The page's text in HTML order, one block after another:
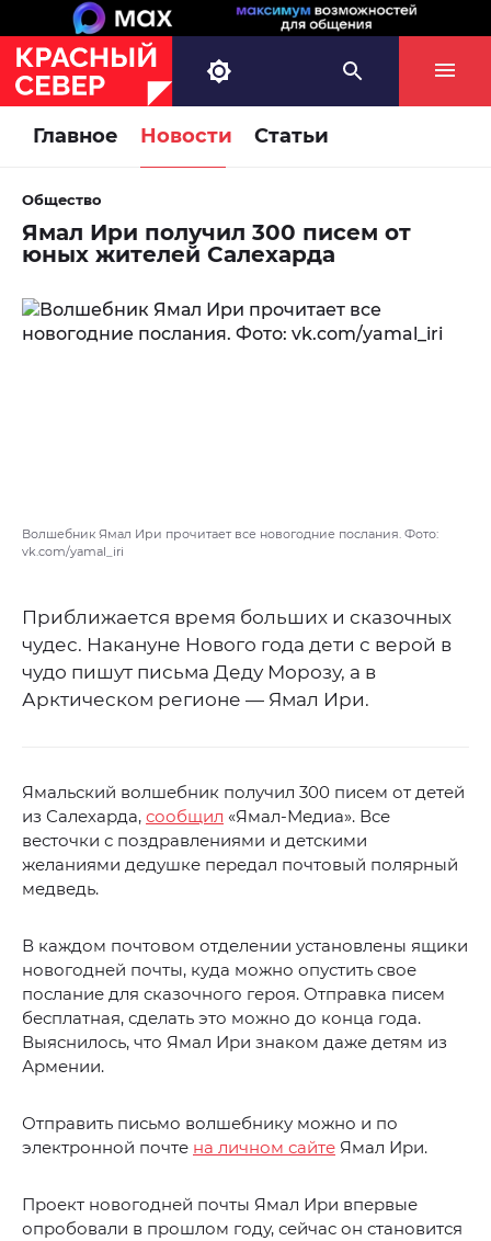
Главное Новости Статьи
Общество
Ямал Ири получил 300 писем от
юных жителей Салехарда
Волшебник Ямал Ири прочитает все новогодние послания. Фото:
vk.com/yamal_iri
Приближается время больших и сказочных
чудес. Накануне Нового года дети с верой в
чудо пишут письма Деду Морозу, а в
Арктическом регионе — Ямал Ири.
Ямальский волшебник получил 300 писем от детей
из Салехарда, сообщил «Ямал-Медиа». Все
весточки с поздравлениями и детскими
желаниями дедушке передал почтовый полярный
медведь.
В каждом почтовом отделении установлены ящики
новогодней почты, куда можно опустить свое
послание для сказочного героя. Отправка писем
бесплатная, сделать это можно до конца года.
Выяснилось, что Ямал Ири знаком даже детям из
Армении.
Отправить письмо волшебнику можно и по
электронной почте на личном сайте Ямал Ири.
Проект новогодней почты Ямал Ири впервые
опробовали в прошлом году, сейчас он становится